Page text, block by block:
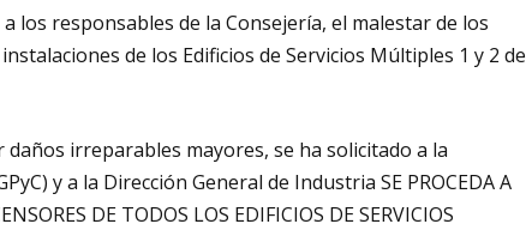
los responsables de la Consejería, el malestar de los
de los Edificios de Servicios Múltiples 1 y 2 de
irreparables mayores, se ha solicitado a la
y a la Dirección General de Industria SE PROCEDA A
DE TODOS LOS EDIFICIOS DE SERVICIOS